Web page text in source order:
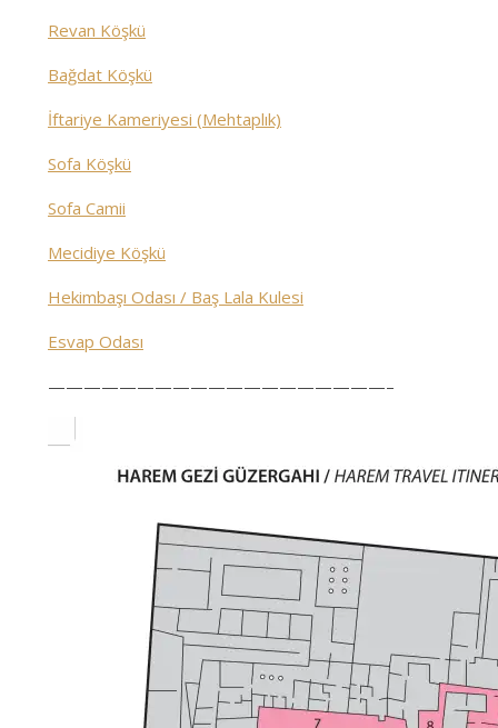
Revan Köşkü
Bağdat Köşkü
İftariye Kameriyesi (Mehtaplık)
Sofa Köşkü
Sofa Camii
Mecidiye Köşkü
Hekimbaşı Odası / Baş Lala Kulesi
Esvap Odası
———————————————————–